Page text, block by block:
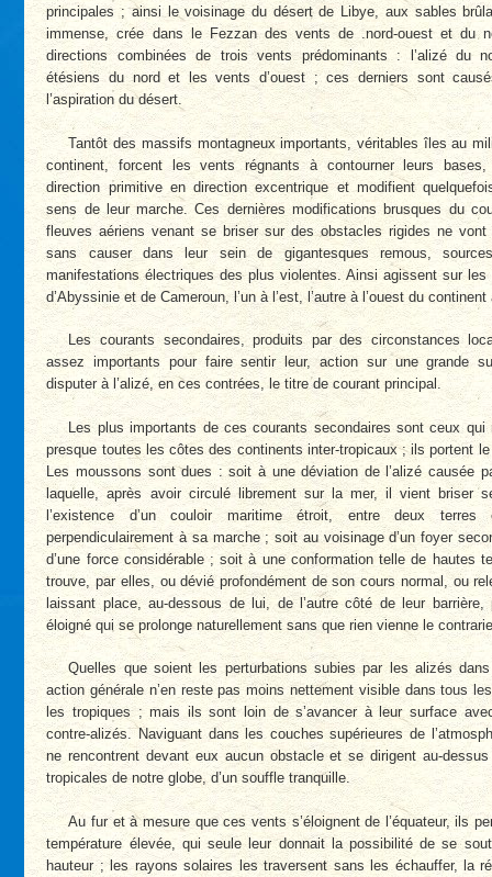
principales ; ainsi le voisinage du désert de Libye, aux sables
immense, crée dans le Fezzan des vents de .nord-ouest et du
directions combinées de trois vents prédominants : l’alizé du
étésiens du nord et les vents d’ouest ; ces derniers sont
l’aspiration du désert.
Tantôt des massifs montagneux importants, véritables îles au
continent, forcent les vents régnants à contourner leurs bases,
direction primitive en direction excentrique et modifient
sens de leur marche. Ces dernières modifications brusques du
fleuves aériens venant se briser sur des obstacles rigides ne vont
sans causer dans leur sein de gigantesques remous,
manifestations électriques des plus violentes. Ainsi agissent sur
d’Abyssinie et de Cameroun, l’un à l’est, l’autre à l’ouest du
Les courants secondaires, produits par des circonstances
assez importants pour faire sentir leur, action sur une grande
disputer à l’alizé, en ces contrées, le titre de courant principal.
Les plus importants de ces courants secondaires sont ceux qui
presque toutes les côtes des continents inter-tropicaux ; ils portent
Les moussons sont dues : soit à une déviation de l’alizé causée
laquelle, après avoir circulé librement sur la mer, il vient briser
l’existence d’un couloir maritime étroit, entre deux terres
perpendiculairement à sa marche ; soit au voisinage d’un foyer
d’une force considérable ; soit à une conformation telle de hautes
trouve, par elles, ou dévié profondément de son cours normal, ou
laissant place, au-dessous de lui, de l’autre côté de leur
éloigné qui se prolonge naturellement sans que rien vienne le
Quelles que soient les perturbations subies par les alizés
action générale n’en reste pas moins nettement visible dans tous
les tropiques ; mais ils sont loin de s’avancer à leur surface
contre-alizés. Naviguant dans les couches supérieures de
ne rencontrent devant eux aucun obstacle et se dirigent au-
tropicales de notre globe, d’un souffle tranquille.
Au fur et à mesure que ces vents s’éloignent de l’équateur, ils
température élevée, qui seule leur donnait la possibilité de se
hauteur ; les rayons solaires les traversent sans les échauffer, la